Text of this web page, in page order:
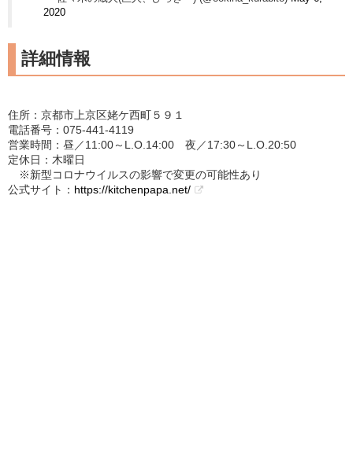
2020
詳細情報
住所：京都市上京区姥ケ西町５９１
電話番号：075-441-4119
営業時間：昼／11:00～L.O.14:00 夜／17:30～L.O.20:50
定休日：木曜日
※新型コロナウイルスの影響で変更の可能性あり
公式サイト： https://kitchenpapa.net/